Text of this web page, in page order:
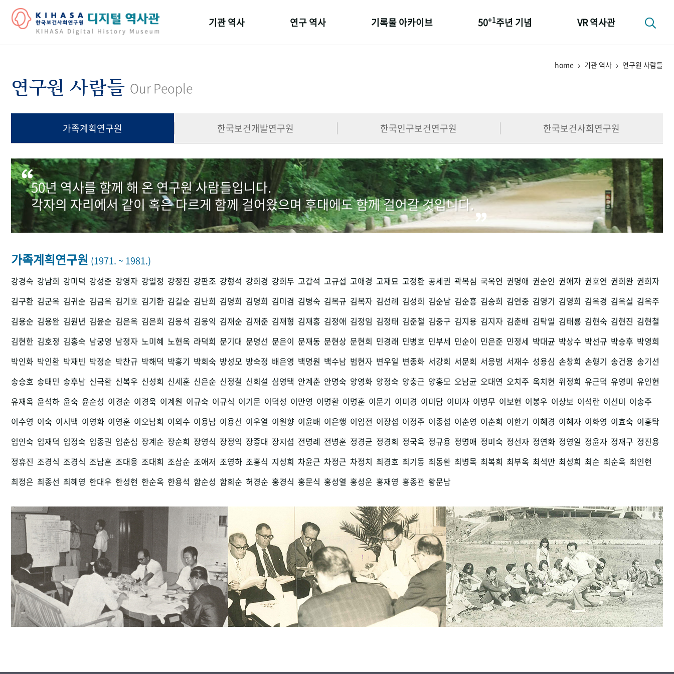
기관 역사 연구 역사 기록물 아카이브 50+1주년 기념
세계와 함께 한 KIHASA
VR 역사관
home 기관 역사 연구원 사람들
연구원 사람들 Our People
가족계획연구원 한국보건개발연구원 한국인구보건연구원 한국보건사회연구원
50년 역사를 함께 해 온 연구원 사람들입니다.
각자의 자리에서 같이 혹은 다르게 함께 걸어왔으며 후대에도 함께 걸어갈 것입니다.
가족계획연구원 (1971. ~ 1981.)
강경숙 강남희 강미덕 강성준 강영자 강일정 강정진 강판조 강형석 강희경 강희두 고갑석 고규섭 고애경 고재묘 고정환 공세권 곽복심 국옥연 권명애 권순인 권애자 권호연 권희완 권희자
김구환 김군옥 김귀순 김금옥 김기호 김기환 김길순 김난희 김명희 김명희 김미겸 김병숙 김복규 김복자 김선례 김성희 김순남 김순흥 김승희 김연중 김영기 김영희 김옥경 김옥실 김옥주
김용순 김용완 김원년 김윤순 김은옥 김은희 김응석 김응익 김재순 김재준 김재형 김재홍 김정애 김정임 김정태 김준철 김중구 김지용 김지자 김춘배 김탁일 김태룡 김현숙 김현진 김현철
김현한 김호정 김홍숙 남궁영 남정자 노미혜 노현옥 라덕희 문기대 문명선 문은이 문재동 문현상 문현희 민경래 민병호 민부세 민순이 민은준 민정세 박대균 박상수 박선규 박승후 박영희
박인화 박인환 박재빈 박정순 박찬규 박해덕 박흥기 박희숙 방성모 방숙정 배은영 백명원 백수남 범현자 변우일 변종화 서강희 서문희 서응범 서재수 성용심 손창희 손형기 송건용 송기선
송승호 송태민 송후남 신극환 신복우 신성희 신세훈 신은순 신정철 신희설 심영택 안계춘 안명숙 양영화 양정숙 양충근 양홍모 오남균 오대연 오치주 옥치현 위정희 유근덕 유영미 유인현
유재옥 윤석하 윤숙 윤순성 이경순 이경욱 이계원 이규숙 이규식 이기문 이덕성 이만영 이명환 이명훈 이문기 이미경 이미담 이미자 이병무 이보현 이봉우 이상보 이석란 이선미 이송주
이수영 이숙 이시백 이영화 이영훈 이오남희 이외수 이용남 이용선 이우열 이원향 이윤배 이은행 이임전 이장섭 이정주 이종섭 이춘영 이춘희 이한기 이혜경 이혜자 이화영 이효숙 이흥탁
임인숙 임재덕 임정숙 임종권 임춘심 장계순 장순희 장영식 장정익 장종대 장지섭 전명례 전병훈 정경균 정경희 정국옥 정규용 정명애 정미숙 정선자 정연화 정영일 정윤자 정재구 정진용
정휴진 조경식 조경식 조남훈 조대웅 조대희 조삼순 조애저 조영하 조홍식 지성희 차윤근 차정근 차정치 최경호 최기동 최동환 최병목 최복희 최부옥 최석만 최성희 최순 최순옥 최인현
최정은 최종선 최혜영 한대우 한성현 한순옥 한용석 함순성 함희순 허경순 홍경식 홍문식 홍성열 홍성운 홍재영 홍종관 황문남